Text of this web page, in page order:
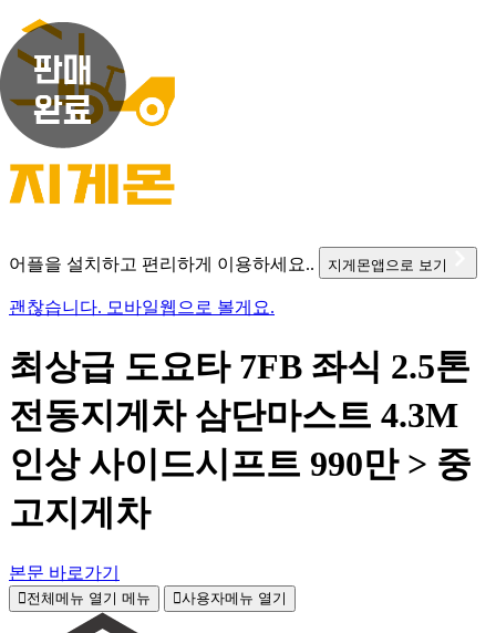
어플을 설치하고 편리하게 이용하세요.. 지게몬앱으로 보기
괜찮습니다. 모바일웹으로 볼게요.
최상급 도요타 7FB 좌식 2.5톤
전동지게차 삼단마스트 4.3M
인상 사이드시프트 990만 > 중
고지게차
본문 바로가기
전체메뉴 열기 메뉴 사용자메뉴 열기